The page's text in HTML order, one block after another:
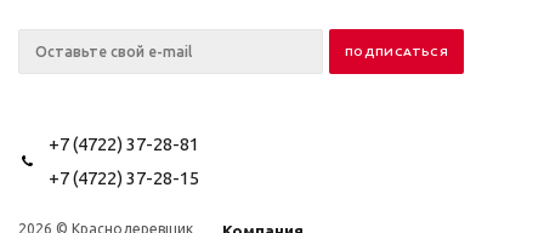
+7 (4722) 37-28-81
+7 (4722) 37-28-15
2026 © Краснодеревщик